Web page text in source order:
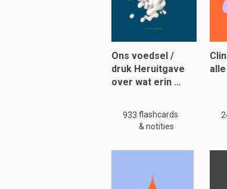
Ons voedsel /
druk Heruitgave
over wat erin …
933 flashcards
& notities